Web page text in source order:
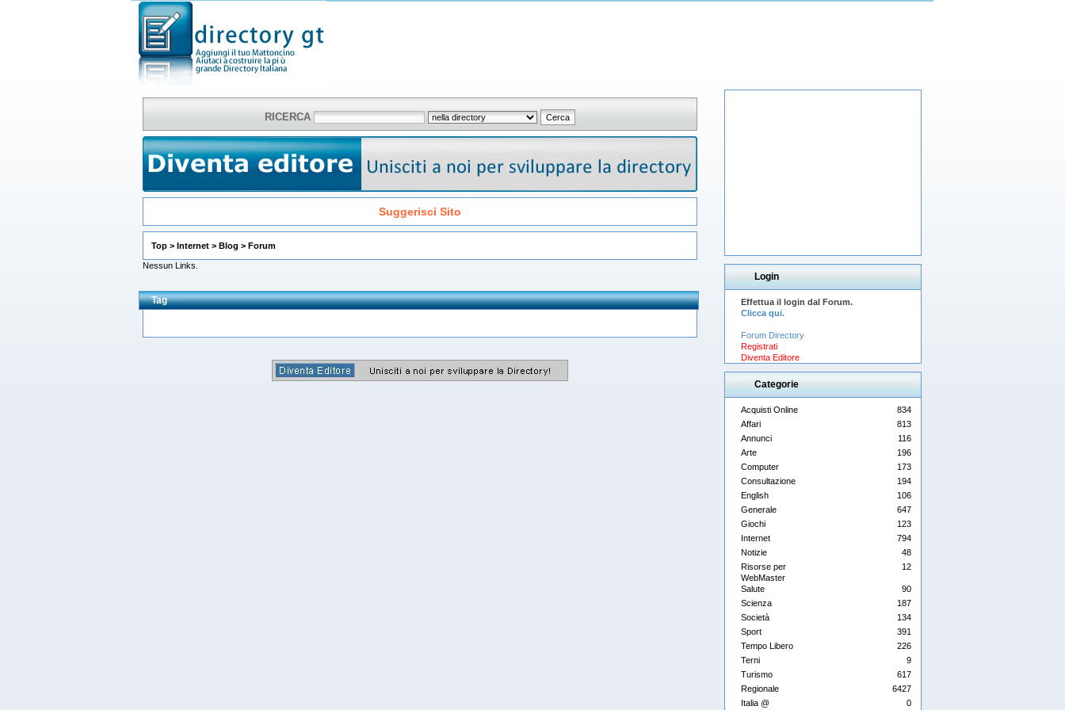
RICERCA
Suggerisci Sito
Top > Internet > Blog > Forum
Nessun Links.
Tag
Login
Effettua il login dal Forum.
Clicca qui.
Forum Directory
Registrati
Diventa Editore
Categorie
Acquisti Online
834
Affari
813
Annunci
116
Arte
196
Computer
173
Consultazione
194
English
106
Generale
647
Giochi
123
Internet
794
Notizie
48
Risorse per
WebMaster
12
Salute
90
Scienza
187
Società
134
Sport
391
Tempo Libero
226
Terni
9
Turismo
617
Regionale
6427
Italia @
0